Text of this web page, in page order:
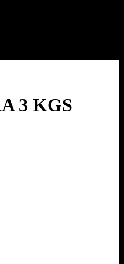
3 KGS